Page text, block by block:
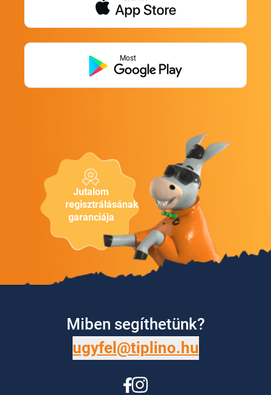
Jutalom
regisztrálásának
garanciája
Most
Miben segíthetünk?
ugyfel@tiplino.hu